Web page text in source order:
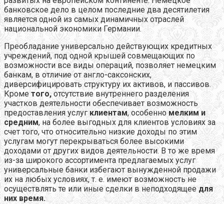
банковское дело в целом последние два десятилетия
является одной из самых динамичных отраслей
национальной экономики Германии.
Преобладание универсально действующих кредитных
учреждений, под одной крышей совмещающих по
возможности все виды операций, позволяет немецким
банкам, в отличие от англо-саксонских,
диверсифицировать структуру их активов, и пассивов.
Кроме того, отсутствие внутреннего разделения
участков деятельности обеспечивает возможность
предоставления услуг клиентам, особенно мелким и
средним, на более выгодных для клиентов условиях за
счет того, что относительно низкие доходы по этим
услугам могут перекрываться более высокими
доходами от других видов деятельности. В то же время
из-за широкого ассортимента предлагаемых услуг
универсальные банки избегают вынужденной продажи
их на любых условиях, т. е. имеют возможность не
осуществлять те или иные сделки в неподходящее для
них время.